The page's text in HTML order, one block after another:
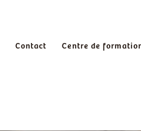
Contact Centre de